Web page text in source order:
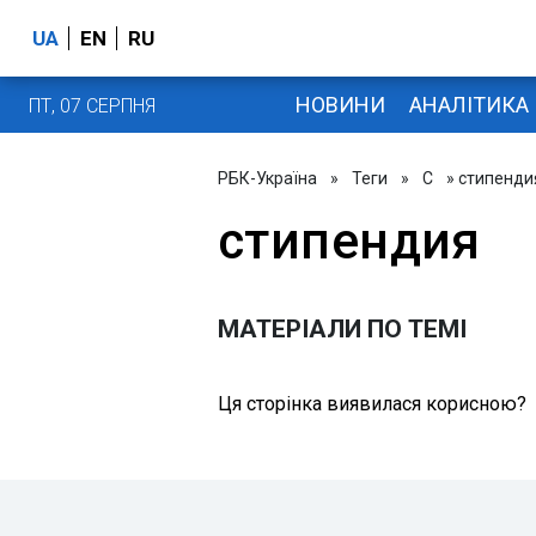
UA EN RU
ПТ, 07 СЕРПНЯ НОВИНИ АНАЛІТИКА
РБК-Україна » Теги » С »
стипендия
МАТЕРІАЛИ ПО ТЕМІ
Ця сторінка виявилася корисною?